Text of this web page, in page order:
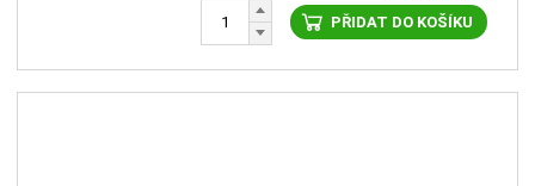
PŘIDAT DO KOŠÍKU